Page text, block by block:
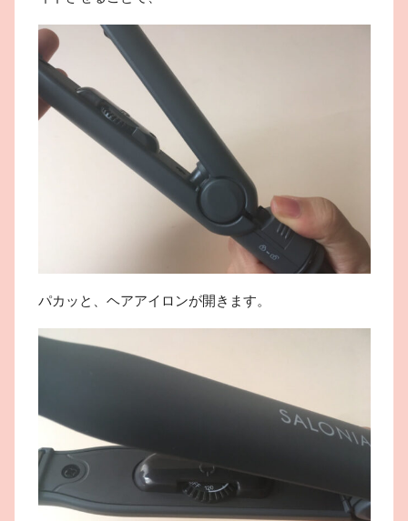
パカッと、ヘアアイロンが開きます。